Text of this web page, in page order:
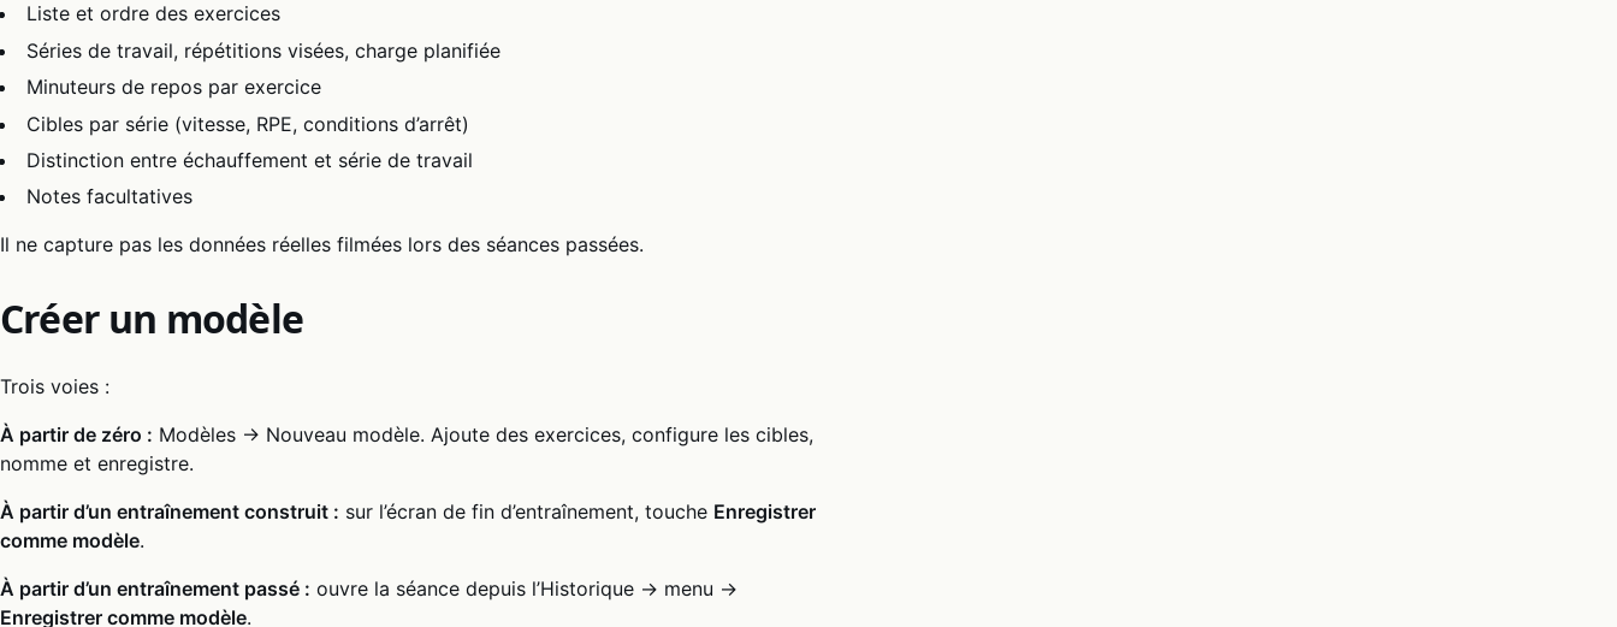
Liste et ordre des exercices
Séries de travail, répétitions visées, charge planifiée
Minuteurs de repos par exercice
Cibles par série (vitesse, RPE, conditions d’arrêt)
Distinction entre échauffement et série de travail
Notes facultatives
Il ne capture pas les données réelles filmées lors des séances passées.
Créer un modèle
Trois voies :
À partir de zéro : Modèles → Nouveau modèle. Ajoute des exercices, configure les cibles,
nomme et enregistre.
À partir d’un entraînement construit : sur l’écran de fin d’entraînement, touche Enregistrer
comme modèle.
À partir d’un entraînement passé : ouvre la séance depuis l’Historique → menu →
Enregistrer comme modèle.